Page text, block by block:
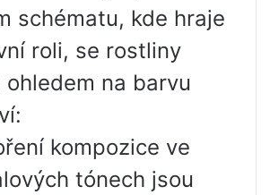
schématu, kde hraje
roli, se rostliny
na barvu
kompozice ve
tónech jsou